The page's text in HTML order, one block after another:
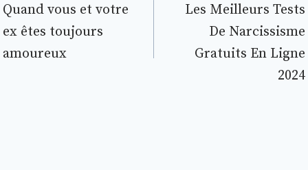
de
l’article
Quand vous et votre
ex êtes toujours
amoureux
Les Meilleurs Tests
De Narcissisme
Gratuits En Ligne
2024